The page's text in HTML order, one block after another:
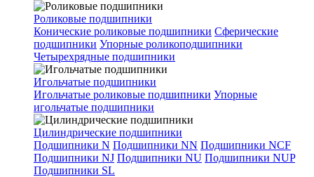
Роликовые подшипники
Конические роликовые подшипники Сферические
подшипники Упорные роликоподшипники
Четырехрядные подшипники
Игольчатые подшипники
Игольчатые роликовые подшипники Упорные
игольчатые подшипники
Цилиндрические подшипники
Подшипники N Подшипники NN Подшипники NCF
Подшипники NJ Подшипники NU Подшипники NUP
Подшипники SL